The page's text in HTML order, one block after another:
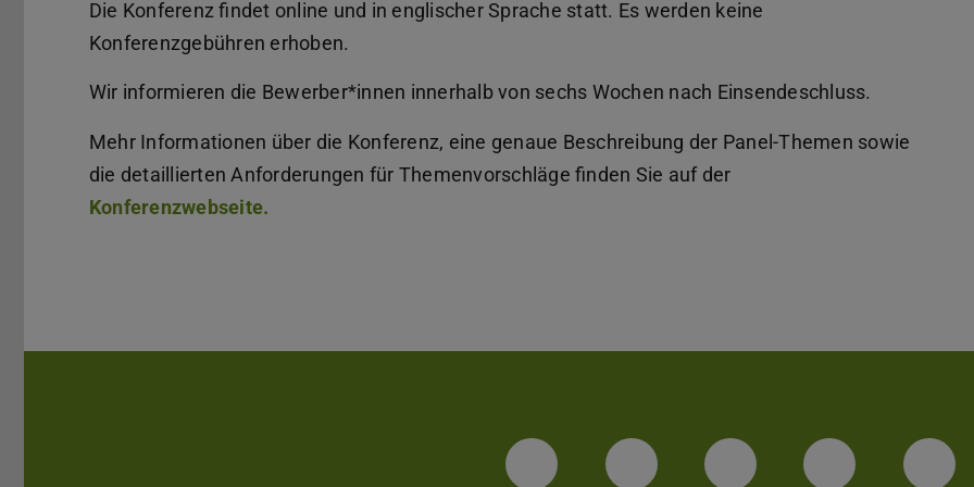
Die Konferenz findet online und in englischer Sprache statt. Es werden keine
Konferenzgebühren erhoben.
Wir informieren die Bewerber*innen innerhalb von sechs Wochen nach Einsendeschluss.
Mehr Informationen über die Konferenz, eine genaue Beschreibung der Panel-Themen sowie
die detaillierten Anforderungen für Themenvorschläge finden Sie auf der
Konferenzwebseite.